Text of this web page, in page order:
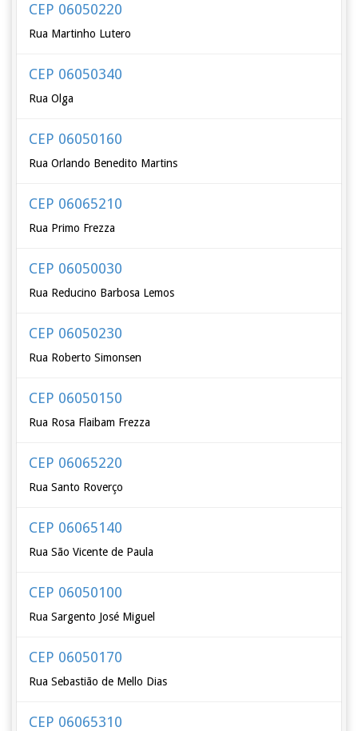
CEP 06050220
Rua Martinho Lutero
CEP 06050340
Rua Olga
CEP 06050160
Rua Orlando Benedito Martins
CEP 06065210
Rua Primo Frezza
CEP 06050030
Rua Reducino Barbosa Lemos
CEP 06050230
Rua Roberto Simonsen
CEP 06050150
Rua Rosa Flaibam Frezza
CEP 06065220
Rua Santo Roverço
CEP 06065140
Rua São Vicente de Paula
CEP 06050100
Rua Sargento José Miguel
CEP 06050170
Rua Sebastião de Mello Dias
CEP 06065310